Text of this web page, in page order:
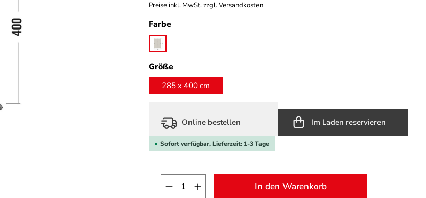
Preise inkl. MwSt. zzgl. Versandkosten
Farbeauswählen
sand beige
Größeauswählen
285 x 400 cm
Online bestellen Im Laden reservieren
Sofort verfügbar, Lieferzeit: 1-3 Tage
Produkt Anzahl: Gib den gewünschten Wert
In den Warenkorb